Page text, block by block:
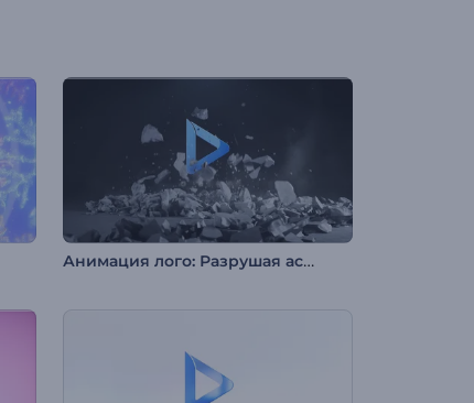
Анимация лого: Разрушая асфальт